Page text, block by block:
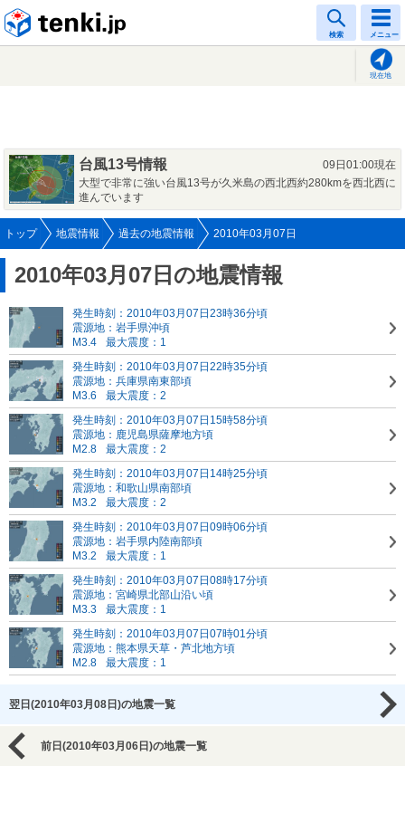
検索 メニュー
現在地
台風13号情報
09日01:00現在
大型で非常に強い台風13号が久米島の西北西約280kmを西北西に
進んでいます
トップ 地震情報 過去の地震情報 2010年03月07日
2010年03月07日の地震情報
発生時刻：2010年03月07日23時36分頃
震源地：岩手県沖頃
M3.4
最大震度：1
発生時刻：2010年03月07日22時35分頃
震源地：兵庫県南東部頃
M3.6
最大震度：2
発生時刻：2010年03月07日15時58分頃
震源地：鹿児島県薩摩地方頃
M2.8
最大震度：2
発生時刻：2010年03月07日14時25分頃
震源地：和歌山県南部頃
M3.2
最大震度：2
発生時刻：2010年03月07日09時06分頃
震源地：岩手県内陸南部頃
M3.2
最大震度：1
発生時刻：2010年03月07日08時17分頃
震源地：宮崎県北部山沿い頃
M3.3
最大震度：1
発生時刻：2010年03月07日07時01分頃
震源地：熊本県天草・芦北地方頃
M2.8
最大震度：1
翌日(2010年03月08日)の地震一覧
前日(2010年03月06日)の地震一覧